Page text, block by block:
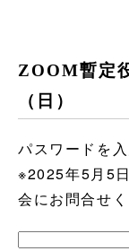
ZOOM暫定
（日）
パスワードを
※2025年5月5
会にお問合せく